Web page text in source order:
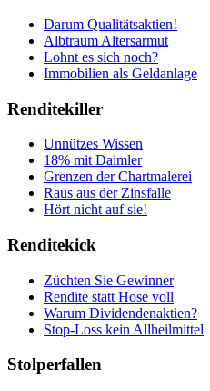
Darum Qualitätsaktien!
Albtraum Altersarmut
Lohnt es sich noch?
Immobilien als Geldanlage
Renditekiller
Unnützes Wissen
18% mit Daimler
Grenzen der Chartmalerei
Raus aus der Zinsfalle
Hört nicht auf sie!
Renditekick
Züchten Sie Gewinner
Rendite statt Hose voll
Warum Dividendenaktien?
Stop-Loss kein Allheilmittel
Stolperfallen